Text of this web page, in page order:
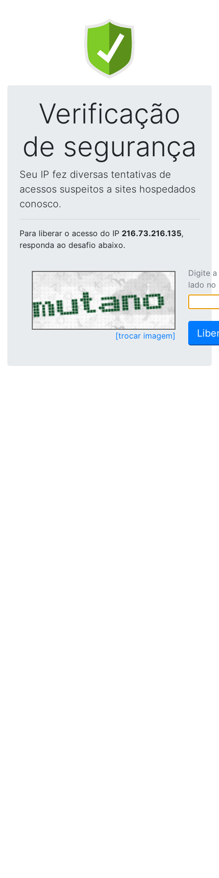
Verificação
de segurança
Seu IP fez diversas tentativas de
acessos suspeitos a sites hospedados
conosco.
Para liberar o acesso do IP 216.73.216.135,
responda ao desafio abaixo.
[trocar imagem]
Digite
lado no